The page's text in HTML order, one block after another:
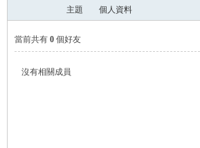
主題 個人資料
當前共有 0 個好友
沒有相關成員